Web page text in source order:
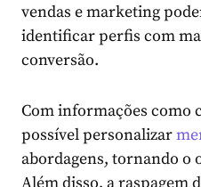
vendas e marketing
identificar perfis com
conversão.
Com informações como
possível personalizar
abordagens, tornando o
Além disso, a raspagem